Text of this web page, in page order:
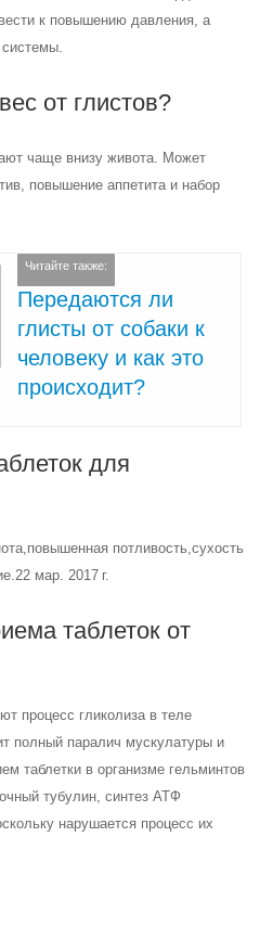
к повышению давления, а
от глистов?
чаще внизу живота. Может
повышение аппетита и набор
Читайте также:
Передаются ли
глисты от собаки к
человеку и как это
происходит?
для
потливость,сухость
мар. 2017 г.
таблеток от
процесс гликолиза в теле
полный паралич мускулатуры и
таблетки в организме гельминтов
тубулин, синтез АТФ
нарушается процесс их